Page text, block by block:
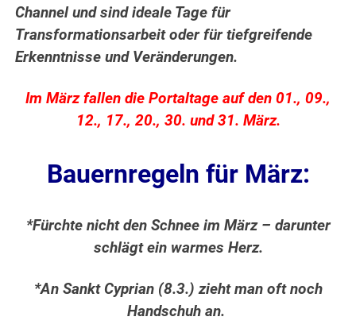
Channel und sind ideale Tage für
Transformationsarbeit oder für tiefgreifende
Erkenntnisse und Veränderungen.
Im März fallen die Portaltage auf den 01., 09.,
12., 17., 20., 30. und 31. März.
Bauernregeln für März:
*Fürchte nicht den Schnee im März – darunter
schlägt ein warmes Herz.
*An Sankt Cyprian (8.3.) zieht man oft noch
Handschuh an.